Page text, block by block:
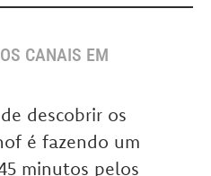
CANAIS EM
descobrir os
é fazendo um
minutos pelos